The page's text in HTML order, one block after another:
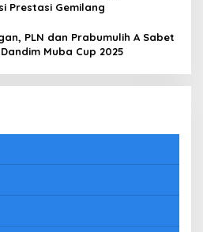
Prestasi Gemilang
PLN dan Prabumulih A Sabet
Muba Cup 2025